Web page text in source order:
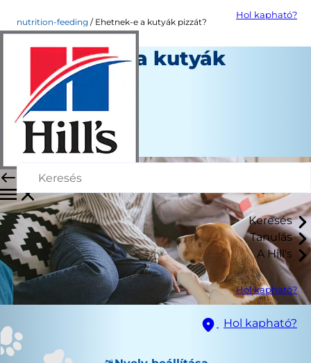
Hol kapható?
Keresés
Tanulás
A Hill's
Hol kapható?
Hol kapható?
nutrition-feeding Ehetnek-e a kutyák pizzát?
Ehetnek-e a kutyák
pizzát?
Erin Ollila
|
December 02, 2022